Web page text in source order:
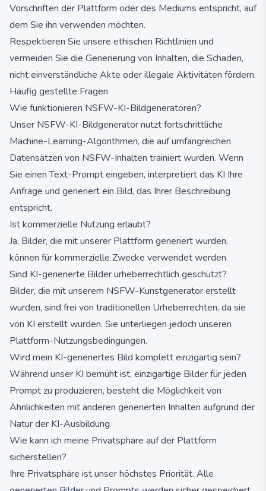
Vorschriften der Plattform oder des Mediums entspricht, auf
dem Sie ihn verwenden möchten.
Respektieren Sie unsere ethischen Richtlinien und
vermeiden Sie die Generierung von Inhalten, die Schaden,
nicht einverständliche Akte oder illegale Aktivitäten fördern.
Häufig gestellte Fragen
Wie funktionieren NSFW-KI-Bildgeneratoren?
Unser NSFW-KI-Bildgenerator nutzt fortschrittliche
Machine-Learning-Algorithmen, die auf umfangreichen
Datensätzen von NSFW-Inhalten trainiert wurden. Wenn
Sie einen Text-Prompt eingeben, interpretiert das KI Ihre
Anfrage und generiert ein Bild, das Ihrer Beschreibung
entspricht.
Ist kommerzielle Nutzung erlaubt?
Ja, Bilder, die mit unserer Plattform generiert wurden,
können für kommerzielle Zwecke verwendet werden.
Sind KI-generierte Bilder urheberrechtlich geschützt?
Bilder, die mit unserem NSFW-Kunstgenerator erstellt
wurden, sind frei von traditionellen Urheberrechten, da sie
von KI erstellt wurden. Sie unterliegen jedoch unseren
Plattform-Nutzungsbedingungen.
Wird mein KI-generiertes Bild komplett einzigartig sein?
Während unser KI bemüht ist, einzigartige Bilder für jeden
Prompt zu produzieren, besteht die Möglichkeit von
Ähnlichkeiten mit anderen generierten Inhalten aufgrund der
Natur der KI-Ausbildung.
Wie kann ich meine Privatsphäre auf der Plattform
sicherstellen?
Ihre Privatsphäre ist unser höchstes Priorität. Alle